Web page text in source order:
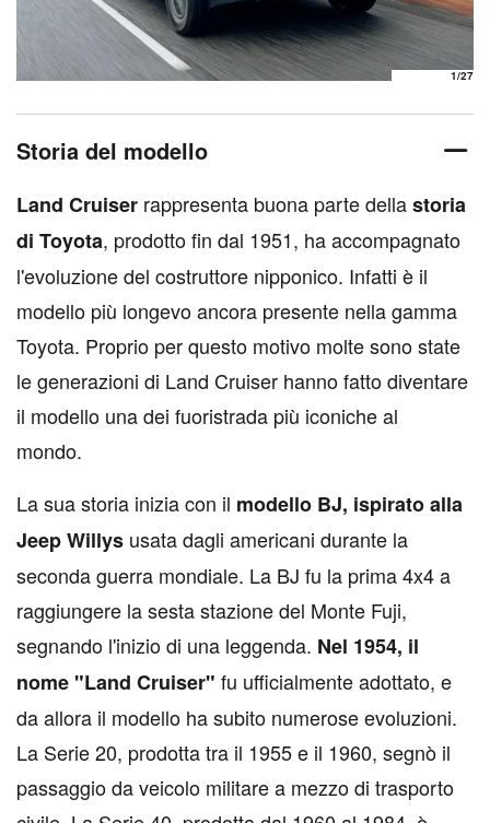
1/27
Storia del modello
Land Cruiser rappresenta buona parte dellastoria
di Toyota, prodotto fin dal 1951, ha accompagnato
l'evoluzione del costruttore nipponico. Infatti è il
modello più longevo ancora presente nella gamma
Toyota. Proprio per questo motivo molte sono state
le generazioni di Land Cruiser hanno fatto diventare
il modello una dei fuoristrada più iconiche al
mondo.
La sua storia inizia con il modello BJ, ispirato alla
Jeep Willys usata dagli americani durante la
seconda guerra mondiale. La BJ fu la prima 4x4 a
raggiungere la sesta stazione del Monte Fuji,
segnando l'inizio di una leggenda. Nel 1954, il
nome "Land Cruiser" fu ufficialmente adottato, e
da allora il modello ha subito numerose evoluzioni.
La Serie 20, prodotta tra il 1955 e il 1960, segnò il
passaggio da veicolo militare a mezzo di trasporto